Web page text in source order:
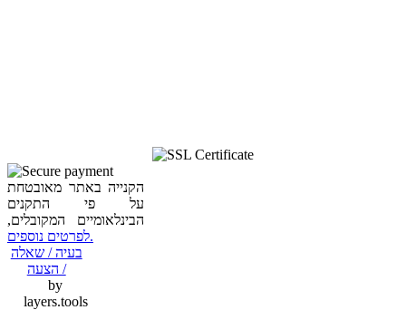
הקנייה באתר מאובטחת
על פי התקנים
הבינלאומיים המקובלים,
לפרטים נוספים.
בעיה / שאלה
/ הצעה
by
layers.tools